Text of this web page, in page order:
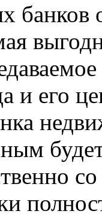
банков
и его